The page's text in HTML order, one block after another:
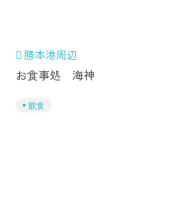
勝本港周辺
お食事処 海神
飲食